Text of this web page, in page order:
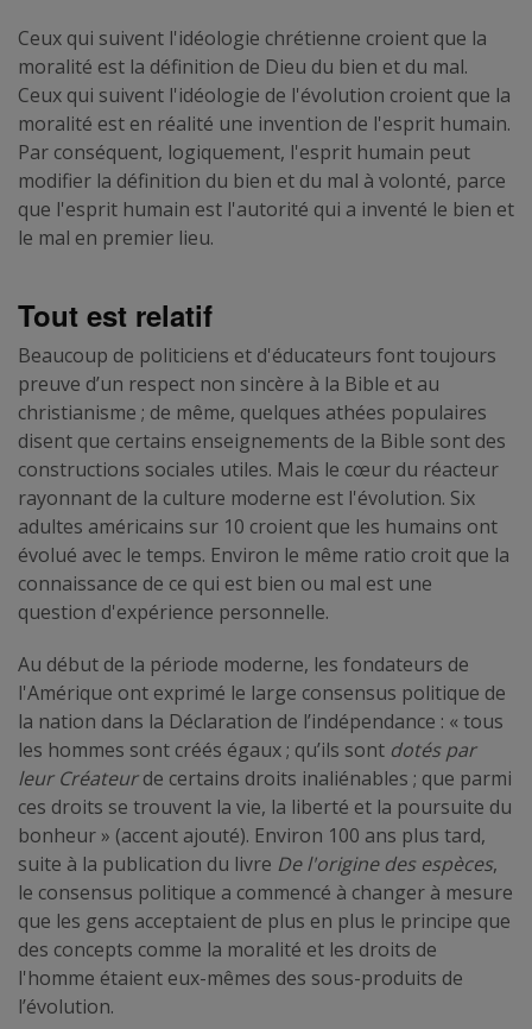
Ceux qui suivent l'idéologie chrétienne croient que la
moralité est la définition de Dieu du bien et du mal.
Ceux qui suivent l'idéologie de l'évolution croient que la
moralité est en réalité une invention de l'esprit humain.
Par conséquent, logiquement, l'esprit humain peut
modifier la définition du bien et du mal à volonté, parce
que l'esprit humain est l'autorité qui a inventé le bien et
le mal en premier lieu.
Tout est relatif
Beaucoup de politiciens et d'éducateurs font toujours
preuve d’un respect non sincère à la Bible et au
christianisme ; de même, quelques athées populaires
disent que certains enseignements de la Bible sont des
constructions sociales utiles. Mais le cœur du réacteur
rayonnant de la culture moderne est l'évolution. Six
adultes américains sur 10 croient que les humains ont
évolué avec le temps. Environ le même ratio croit que la
connaissance de ce qui est bien ou mal est une
question d'expérience personnelle.
Au début de la période moderne, les fondateurs de
l'Amérique ont exprimé le large consensus politique de
la nation dans la Déclaration de l’indépendance : « tous
les hommes sont créés égaux ; qu’ils sont dotés par
leur Créateurde certains droits inaliénables ; que parmi
ces droits se trouvent la vie, la liberté et la poursuite du
bonheur » (accent ajouté). Environ 100 ans plus tard,
suite à la publication du livre De l'origine des espèces,
le consensus politique a commencé à changer à mesure
que les gens acceptaient de plus en plus le principe que
des concepts comme la moralité et les droits de
l'homme étaient eux-mêmes des sous-produits de
l’évolution.